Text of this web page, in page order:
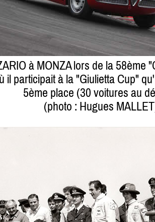
à MONZA lors de la 58ème
il participait à la "Giulietta Cup"
5ème place (30 voitures au
(photo : Hugues